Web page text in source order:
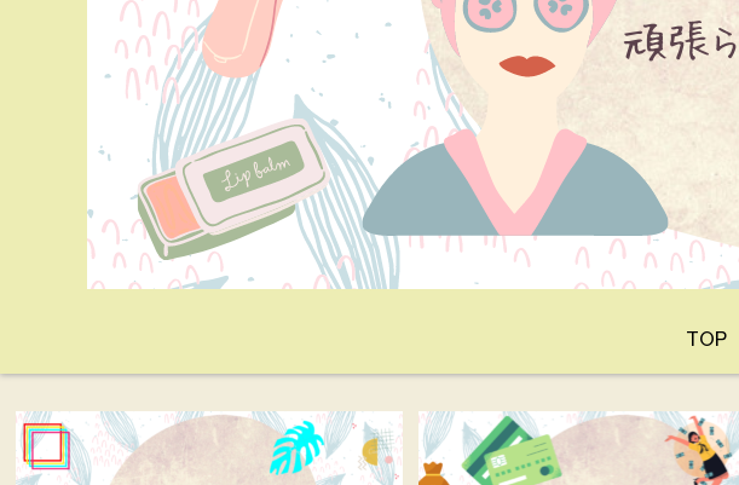
TOP